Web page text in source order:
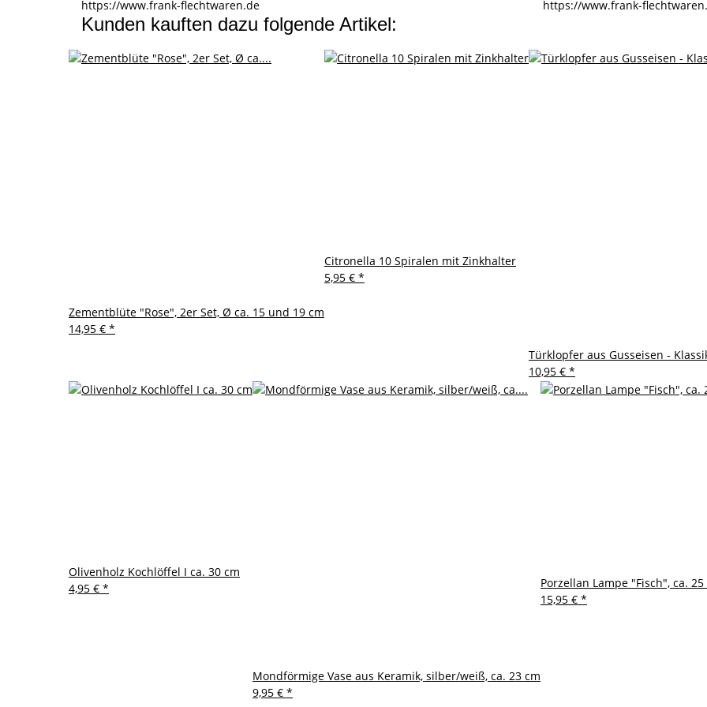
https://www.frank-flechtwaren.de https://www.frank-
Kunden kauften dazu folgende Artikel:
Zementblüte "Rose", 2er Set, Ø ca. 15 und 19 cm
14,95 € *
Citronella 10 Spiralen mit Zinkhalter
5,95 € *
Türklopfer aus Gusseisen -
10,95 € *
Olivenholz Kochlöffel I ca. 30 cm
4,95 € *
Mondförmige Vase aus Keramik, silber/weiß, ca. 23 cm
9,95 € *
Porzellan Lampe "Fisch", ca. 25
15,95 € *